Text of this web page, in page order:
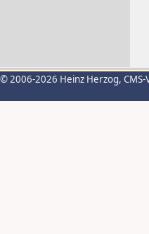
© 2006-2026 Heinz Herzog,